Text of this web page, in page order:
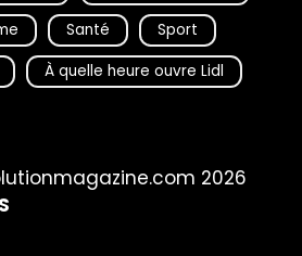
Santé
Sport
À quelle heure ouvre Lidl
2026